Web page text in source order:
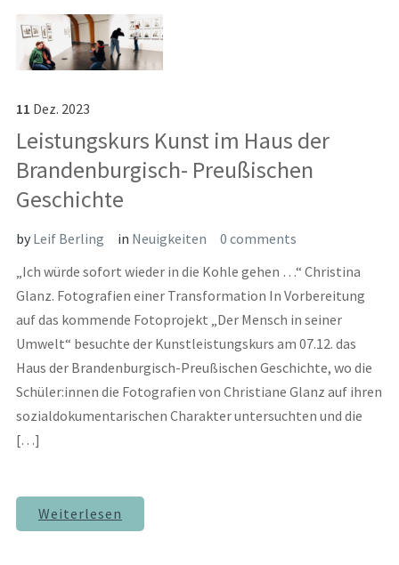
11 Dez. 2023
Leistungskurs Kunst im Haus der
Brandenburgisch- Preußischen
Geschichte
byLeif Berling in Neuigkeiten
0 comments
„Ich würde sofort wieder in die Kohle gehen …“ Christina
Glanz. Fotografien einer Transformation In Vorbereitung
auf das kommende Fotoprojekt „Der Mensch in seiner
Umwelt“ besuchte der Kunstleistungskurs am 07.12. das
Haus der Brandenburgisch-Preußischen Geschichte, wo die
Schüler:innen die Fotografien von Christiane Glanz auf ihren
sozialdokumentarischen Charakter untersuchten und die
[…]
Weiterlesen